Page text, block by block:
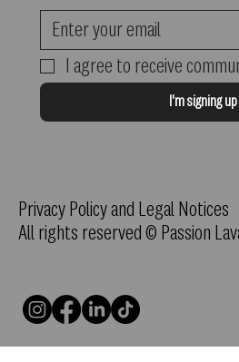
I agree to receive
I'm signing up
Privacy Policy and Legal Notices
All rights reserved © Passion